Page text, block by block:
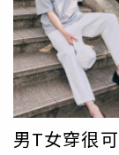
(下)Burberry白
品牌提供）
台式復古遊戲區
打造，結合標誌
圈，完美表現啜
為與詹記打造的
結合adidas
讓美好時刻定格
精釀驚喜打造，
可打造完美視覺
／品牌提供）除
著的也都是
一款有著醒目三
鬆轉換服裝搭配
系的米白及薄荷
男T女穿很